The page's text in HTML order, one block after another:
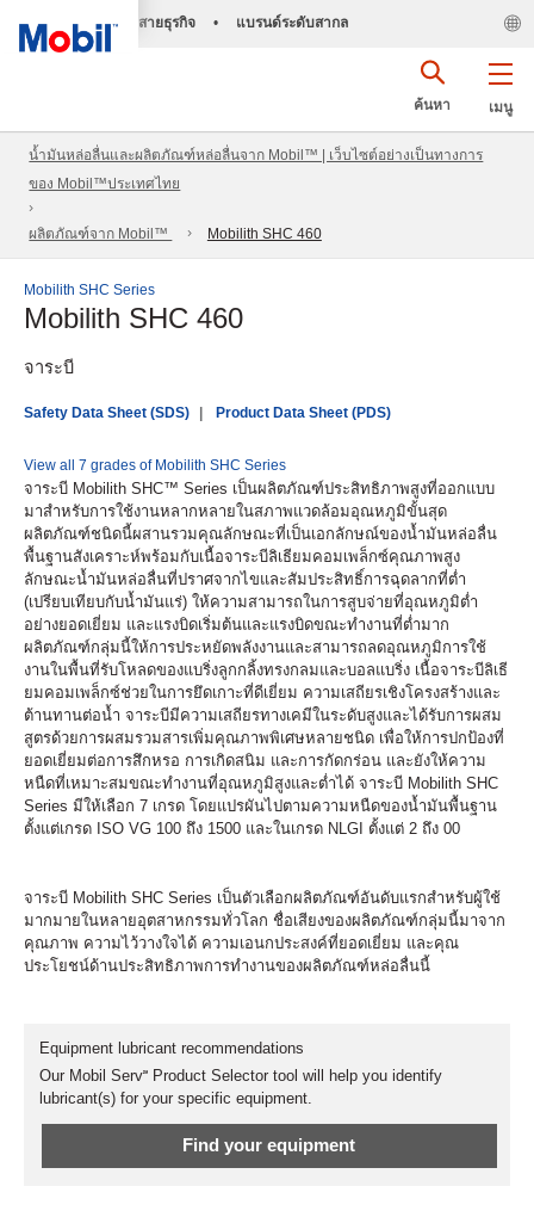
สายธุรกิจ • แบรนด์ระดับสากล
เมนู
ค้นหา
น้ำมันหล่อลื่นและผลิตภัณฑ์หล่อลื่นจาก Mobil™ | เว็บไซต์อย่างเป็นทางการ
ของ Mobil™ประเทศไทย
ผลิตภัณฑ์จาก Mobil™ Mobilith SHC 460
Mobilith SHC Series
Mobilith SHC 460
จาระบี
Safety Data Sheet (SDS) Product Data Sheet (PDS)
View all 7 grades of Mobilith SHC Series
จาระบี Mobilith SHC™ Series เป็นผลิตภัณฑ์ประสิทธิภาพสูงที่ออกแบบ
มาสำหรับการใช้งานหลากหลายในสภาพแวดล้อมอุณหภูมิขั้นสุด
ผลิตภัณฑ์ชนิดนี้ผสานรวมคุณลักษณะที่เป็นเอกลักษณ์ของน้ำมันหล่อลื่น
พื้นฐานสังเคราะห์พร้อมกับเนื้อจาระบีลิเธียมคอมเพล็กซ์คุณภาพสูง
ลักษณะน้ำมันหล่อลื่นที่ปราศจากไขและสัมประสิทธิ์การฉุดลากที่ต่ำ
(เปรียบเทียบกับน้ำมันแร่) ให้ความสามารถในการสูบจ่ายที่อุณหภูมิต่ำ
อย่างยอดเยี่ยม และแรงบิดเริ่มต้นและแรงบิดขณะทำงานที่ต่ำมาก
ผลิตภัณฑ์กลุ่มนี้ให้การประหยัดพลังงานและสามารถลดอุณหภูมิการใช้
งานในพื้นที่รับโหลดของแบริ่งลูกกลิ้งทรงกลมและบอลแบริ่ง เนื้อจาระบีลิเธี
ยมคอมเพล็กซ์ช่วยในการยึดเกาะที่ดีเยี่ยม ความเสถียรเชิงโครงสร้างและ
ต้านทานต่อน้ำ จาระบีมีความเสถียรทางเคมีในระดับสูงและได้รับการผสม
สูตรด้วยการผสมรวมสารเพิ่มคุณภาพพิเศษหลายชนิด เพื่อให้การปกป้องที่
ยอดเยี่ยมต่อการสึกหรอ การเกิดสนิม และการกัดกร่อน และยังให้ความ
หนืดที่เหมาะสมขณะทำงานที่อุณหภูมิสูงและต่ำได้ จาระบี Mobilith SHC
Series มีให้เลือก 7 เกรด โดยแปรผันไปตามความหนืดของน้ำมันพื้นฐาน
ตั้งแต่เกรด ISO VG 100 ถึง 1500 และในเกรด NLGI ตั้งแต่ 2 ถึง 00
จาระบี Mobilith SHC Series เป็นตัวเลือกผลิตภัณฑ์อันดับแรกสำหรับผู้ใช้
มากมายในหลายอุตสาหกรรมทั่วโลก ชื่อเสียงของผลิตภัณฑ์กลุ่มนี้มาจาก
คุณภาพ ความไว้วางใจได้ ความเอนกประสงค์ที่ยอดเยี่ยม และคุณ
ประโยชน์ด้านประสิทธิภาพการทำงานของผลิตภัณฑ์หล่อลื่นนี้
Equipment lubricant recommendations
Our Mobil Serv℠ Product Selector tool will help you identify
lubricant(s) for your specific equipment.
Find your equipment